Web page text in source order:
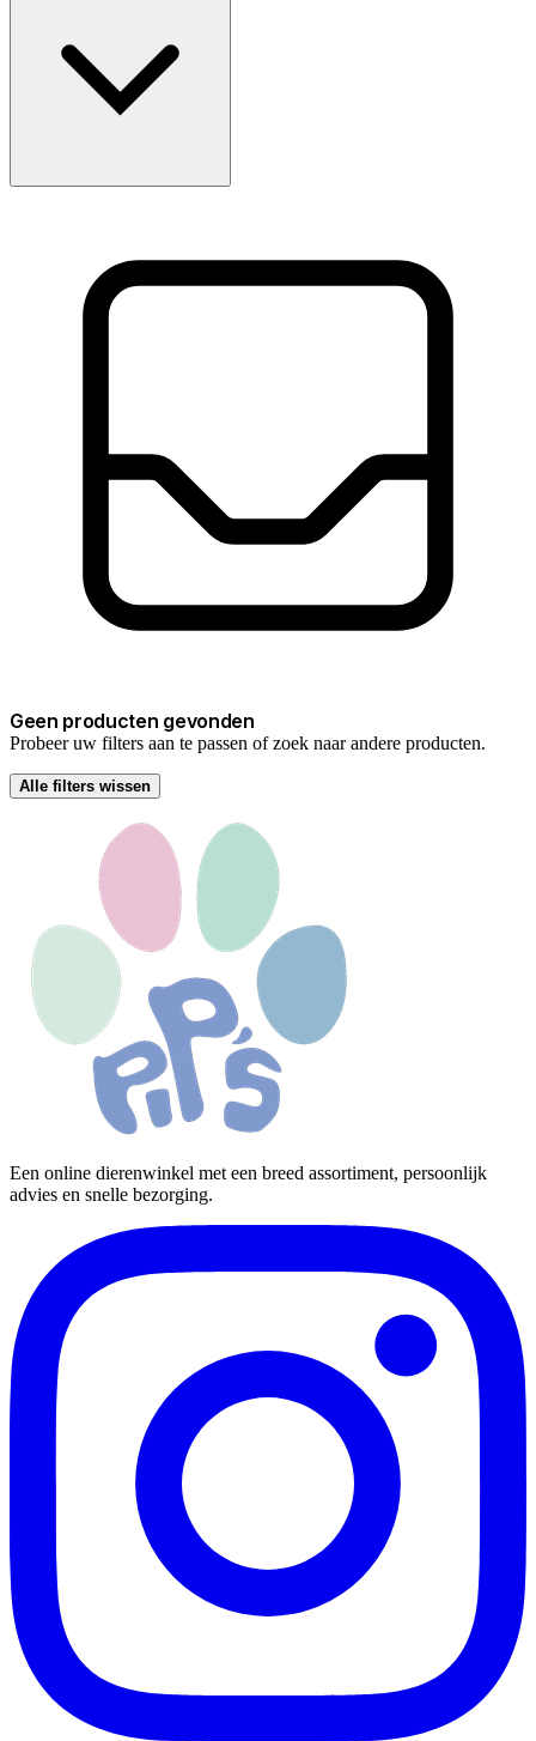
Geen producten gevonden
Probeer uw filters aan te passen of zoek naar andere producten.
Alle filters wissen
Een online dierenwinkel met een breed assortiment, persoonlijk
advies en snelle bezorging.